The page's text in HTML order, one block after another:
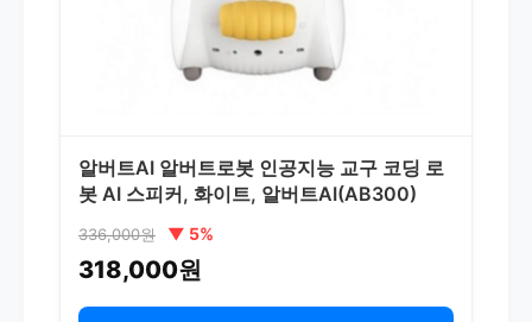
알버트AI 알버트로봇 인공지능 교구 코딩 로
봇 AI 스피커, 화이트, 알버트AI(AB300)
336,000원 ▼ 5%
318,000원